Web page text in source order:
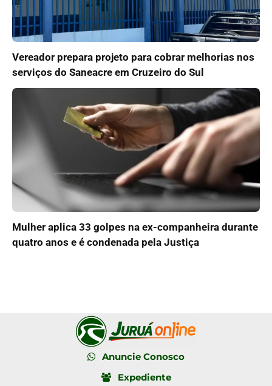
Vereador prepara projeto para cobrar melhorias nos
serviços do Saneacre em Cruzeiro do Sul
Mulher aplica 33 golpes na ex-companheira durante
quatro anos e é condenada pela Justiça
Anuncie Conosco
Expediente